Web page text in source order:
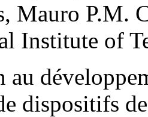
Mauro P.M.
Institute of
dispositifs